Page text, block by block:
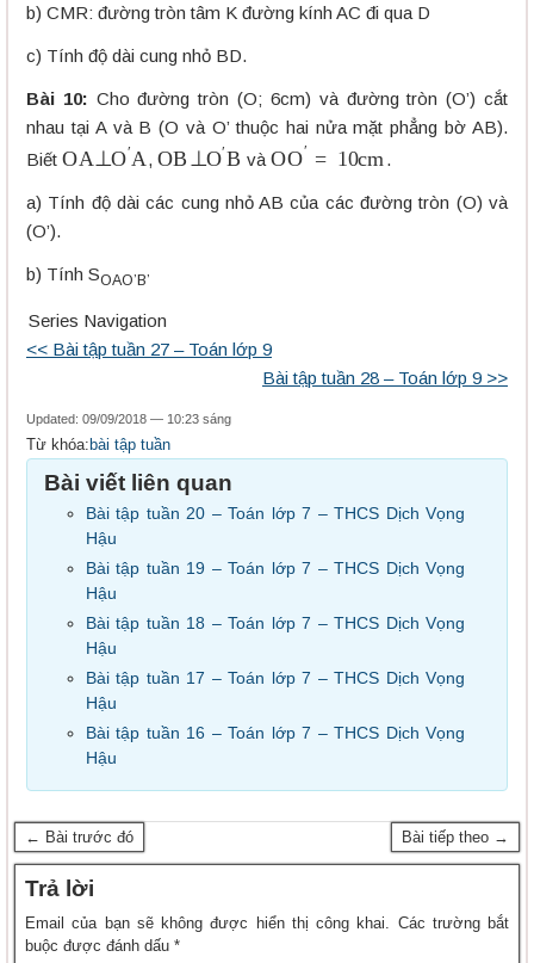
b) CMR: đường tròn tâm K đường kính AC đi qua D
c) Tính độ dài cung nhỏ BD.
Bài 10: Cho đường tròn (O; 6cm) và đường tròn (O’) cắt
nhau tại A và B (O và O’ thuộc hai nửa mặt phẳng bờ AB).
Biết O A ⊥ O′ A , OB ⊥ O′B vàOO′ 10 cm .
a) Tính độ dài các cung nhỏ AB của các đường tròn (O) và
(O’).
b) Tính SOAO’B’
Series Navigation
<< Bài tập tuần 27 – Toán lớp 9
Bài tập tuần 28 – Toán lớp 9 >>
Updated: 09/09/2018 — 10:23 sáng
Từ khóa:bài tập tuần
Bài viết liên quan
Bài tập tuần 20 – Toán lớp 7 – THCS Dịch Vọng
Hậu
Bài tập tuần 19 – Toán lớp 7 – THCS Dịch Vọng
Hậu
Bài tập tuần 18 – Toán lớp 7 – THCS Dịch Vọng
Hậu
Bài tập tuần 17 – Toán lớp 7 – THCS Dịch Vọng
Hậu
Bài tập tuần 16 – Toán lớp 7 – THCS Dịch Vọng
Hậu
← Bài trước đó Bài tiếp theo →
Trả lời
Email của bạn sẽ không được hiển thị công khai.
Các trường bắt
buộc được đánh dấu *